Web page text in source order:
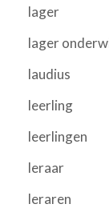
lager
lager
laudius
leerling
leerlingen
leraar
leraren